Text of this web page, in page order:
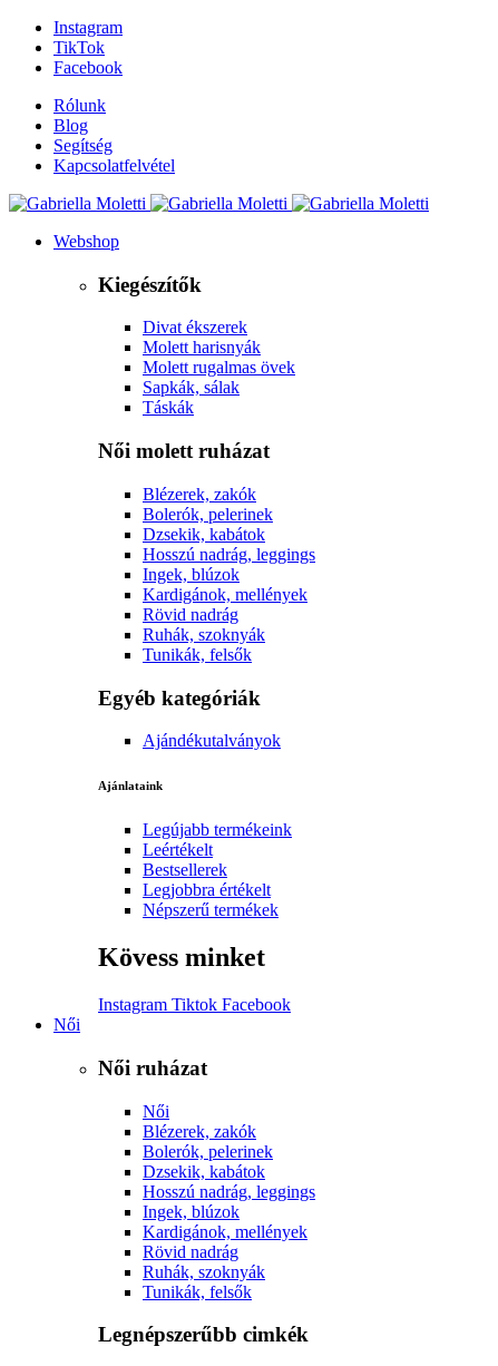
Instagram
TikTok
Facebook
Rólunk
Blog
Segítség
Kapcsolatfelvétel
Webshop
Kiegészítők
Divat ékszerek
Molett harisnyák
Molett rugalmas övek
Sapkák, sálak
Táskák
Női molett ruházat
Blézerek, zakók
Bolerók, pelerinek
Dzsekik, kabátok
Hosszú nadrág, leggings
Ingek, blúzok
Kardigánok, mellények
Rövid nadrág
Ruhák, szoknyák
Tunikák, felsők
Egyéb kategóriák
Ajándékutalványok
Ajánlataink
Legújabb termékeink
Leértékelt
Bestsellerek
Legjobbra értékelt
Népszerű termékek
Kövess minket
Instagram Tiktok Facebook
Női
Női ruházat
Női
Blézerek, zakók
Bolerók, pelerinek
Dzsekik, kabátok
Hosszú nadrág, leggings
Ingek, blúzok
Kardigánok, mellények
Rövid nadrág
Ruhák, szoknyák
Tunikák, felsők
Legnépszerűbb cimkék